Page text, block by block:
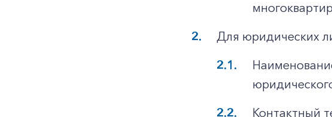
Для юридических
Контактный